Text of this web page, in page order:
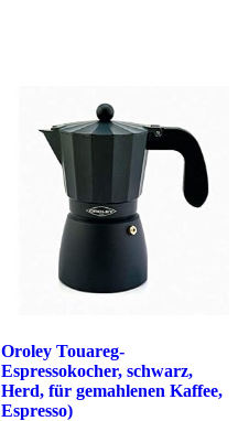
Oroley Touareg-
Espressokocher, schwarz,
Herd, für gemahlenen Kaffee,
Espresso)